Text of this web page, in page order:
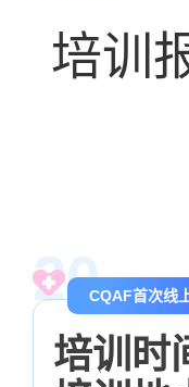
培训
20CQAF首次线
培训时